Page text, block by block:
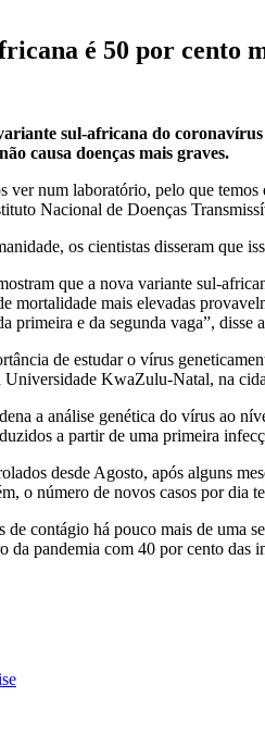
é 50 por cento
sul-africana do
causa doenças mais graves.
ver num laboratório, pelo que temos
Nacional de Doenças
os cientistas disseram que
que a nova variante sul-
mortalidade mais elevadas
primeira e da segunda vaga”,
de estudar o vírus
KwaZulu-Natal, na
a análise genética do vírus ao
a partir de uma primeira
desde Agosto, após alguns
o número de novos casos por dia
contágio há pouco mais de uma
pandemia com 40 por cento das